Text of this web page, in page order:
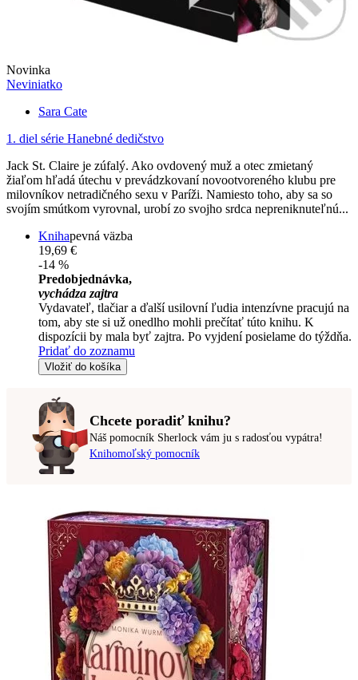
Novinka
Neviniatko
Sara Cate
1. diel série Hanebné dedičstvo
Jack St. Claire je zúfalý. Ako ovdovený muž a otec zmietaný
žiaľom hľadá útechu v prevádzkovaní novootvoreného klubu pre
milovníkov netradičného sexu v Paríži. Namiesto toho, aby sa so
svojím smútkom vyrovnal, urobí zo svojho srdca nepreniknuteľnú...
Knihapevná väzba
19,69 €
-14 %
Predobjednávka,
vychádza zajtra
Vydavateľ, tlačiar a ďalší usilovní ľudia intenzívne pracujú na
tom, aby ste si už onedlho mohli prečítať túto knihu. K
dispozícii by mala byť zajtra. Po vyjdení posielame do týždňa.
Pridať do zoznamu
Vložiť do košíka
Chcete poradiť knihu?
Náš pomocník Sherlock vám ju s radosťou vypátra!
Knihomoľský pomocník